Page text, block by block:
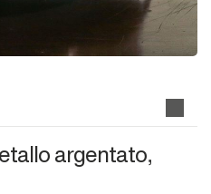
argentato,